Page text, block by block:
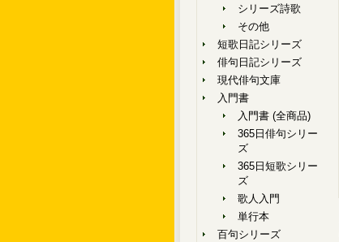
シリーズ詩歌
その他
短歌日記シリーズ
俳句日記シリーズ
現代俳句文庫
入門書
入門書 (全商品)
365日俳句シリー
ズ
365日短歌シリー
ズ
歌人入門
単行本
百句シリーズ